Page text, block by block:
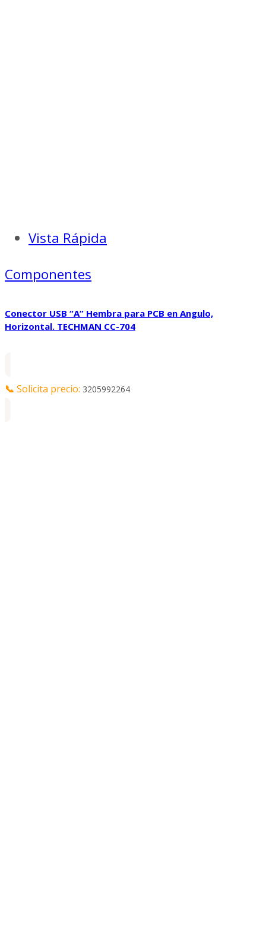
Vista Rápida
Componentes
Conector USB “A” Hembra para PCB en Angulo,
Horizontal. TECHMAN CC-704
📞 Solicita precio: 3205992264